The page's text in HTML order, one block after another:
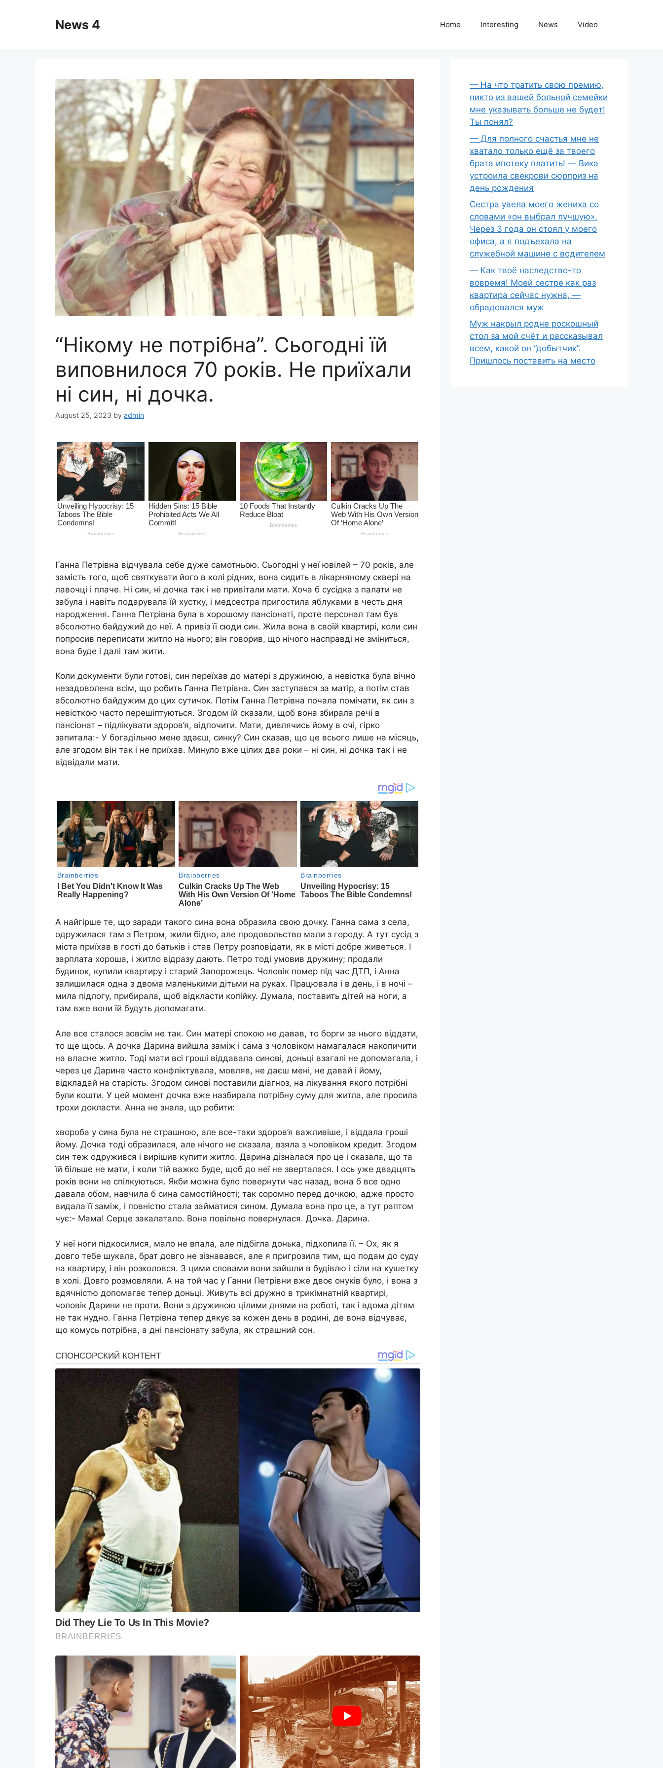
News 4 Home Interesting News Video
“Нікому не потрібна”. Сьогодні їй
виповнилося 70 років. Не приїхали
ні син, ні дочка.
August 25, 2023 by admin
Ганна Петрівна відчувала себе дуже самотньою. Сьогодні у неї ювілей – 70 років, але
замість того, щоб святкувати його в колі рідних, вона сидить в лікарняному сквері на
лавочці і плаче. Ні син, ні дочка так і не привітали мати. Хоча б сусідка з палати не
забула і навіть подарувала їй хустку, і медсестра пригостила яблуками в честь дня
народження. Ганна Петрівна була в хорошому пансіонаті, проте персонал там був
абсолютно байдужий до неї. А привіз її сюди син. Жила вона в своїй квартирі, коли син
попросив переписати житло на нього; він говорив, що нічого насправді не зміниться,
вона буде і далі там жити.
Коли документи були готові, син переїхав до матері з дружиною, а невістка була вічно
незадоволена всім, що робить Ганна Петрівна. Син заступався за матір, а потім став
абсолютно байдужим до цих сутичок. Потім Ганна Петрівна почала помічати, як син з
невісткою часто перешіптуються. Згодом їй сказали, щоб вона збирала речі в
пансіонат – підлікувати здоров’я, відпочити. Мати, дивлячись йому в очі, гірко
запитала:- У богадільню мене здаєш, синку? Син сказав, що це всього лише на місяць,
але згодом він так і не приїхав. Минуло вже цілих два роки – ні син, ні дочка так і не
відвідали мати.
А найгірше те, що заради такого сина вона образила свою дочку. Ганна сама з села,
одружилася там з Петром, жили бідно, але продовольство мали з городу. А тут сусід з
міста приїхав в гості до батьків і став Петру розповідати, як в місті добре живеться. І
зарплата хороша, і житло відразу дають. Петро тоді умовив дружину; продали
будинок, купили квартиру і старий Запорожець. Чоловік помер під час ДТП, і Анна
залишилася одна з двома маленькими дітьми на руках. Працювала і в день, і в ночі –
мила підлогу, прибирала, щоб відкласти копійку. Думала, поставить дітей на ноги, а
там вже вони їй будуть допомагати.
Але все сталося зовсім не так. Син матері спокою не давав, то борги за нього віддати,
то ще щось. А дочка Дарина вийшла заміж і сама з чоловіком намагалася накопичити
на власне житло. Тоді мати всі гроші віддавала синові, доньці взагалі не допомагала, і
через це Дарина часто конфліктувала, мовляв, не даєш мені, не давай і йому,
відкладай на старість. Згодом синові поставили діагноз, на лікування якого потрібні
були кошти. У цей момент дочка вже назбирала потрібну суму для житла, але просила
трохи докласти. Анна не знала, що робити:
хвороба у сина була не страшною, але все-таки здоров’я важливіше, і віддала гроші
йому. Дочка тоді образилася, але нічого не сказала, взяла з чоловіком кредит. Згодом
син теж одружився і вирішив купити житло. Дарина дізналася про це і сказала, що та
їй більше не мати, і коли тій важко буде, щоб до неї не зверталася. І ось уже двадцять
років вони не спілкуються. Якби можна було повернути час назад, вона б все одно
давала обом, навчила б сина самостійності; так соромно перед дочкою, адже просто
видала її заміж, і повністю стала займатися сином. Думала вона про це, а тут раптом
чує:- Мама! Серце закалатало. Вона повільно повернулася. Дочка. Дарина.
У неї ноги підкосилися, мало не впала, але підбігла донька, підхопила її. – Ох, як я
довго тебе шукала, брат довго не зізнавався, але я пригрозила тим, що подам до суду
на квартиру, і він розколовся. З цими словами вони зайшли в будівлю і сіли на кушетку
в холі. Довго розмовляли. А на той час у Ганни Петрівни вже двоє онуків було, і вона з
вдячністю допомагає тепер доньці. Живуть всі дружно в трикімнатній квартирі,
чоловік Дарини не проти. Вони з дружиною цілими днями на роботі, так і вдома дітям
не так нудно. Ганна Петрівна тепер дякує за кожен день в родині, де вона відчуває,
що комусь потрібна, а дні пансіонату забула, як страшний сон.
— На что тратить свою премию,
никто из вашей больной семейки
мне указывать больше не будет!
Ты понял?
— Для полного счастья мне не
хватало только ещё за твоего
брата ипотеку платить! — Вика
устроила свекрови сюрприз на
день рождения
Сестра увела моего жениха со
словами «он выбрал лучшую».
Через 3 года он стоял у моего
офиса, а я подъехала на
служебной машине с водителем
— Как твоё наследство-то
вовремя! Моей сестре как раз
квартира сейчас нужна, —
обрадовался муж
Муж накрыл родне роскошный
стол за мой счёт и рассказывал
всем, какой он “добытчик”.
Пришлось поставить на место